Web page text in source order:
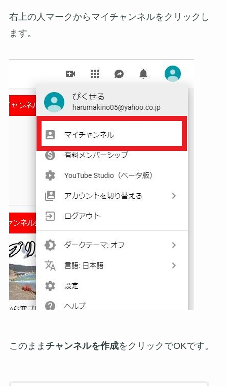
右上の人マークからマイチャンネルをクリックし
ます。
このまま チャンネルを作成をクリックでOKです。